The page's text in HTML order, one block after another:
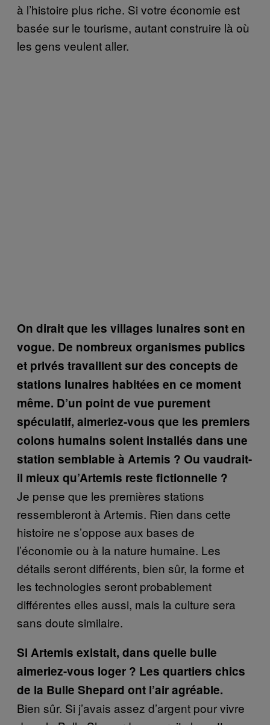
à l’histoire plus riche. Si votre économie est
basée sur le tourisme, autant construire là où
les gens veulent aller.
On dirait que les villages lunaires sont en
vogue. De nombreux organismes publics
et privés travaillent sur des concepts de
stations lunaires habitées en ce moment
même. D’un point de vue purement
spéculatif, aimeriez-vous que les premiers
colons humains soient installés dans une
station semblable à Artemis ? Ou vaudrait-
il mieux qu’Artemis reste fictionnelle ?
Je pense que les premières stations
ressembleront à Artemis. Rien dans cette
histoire ne s’oppose aux bases de
l’économie ou à la nature humaine. Les
détails seront différents, bien sûr, la forme et
les technologies seront probablement
différentes elles aussi, mais la culture sera
sans doute similaire.
Si Artemis existait, dans quelle bulle
aimeriez-vous loger ? Les quartiers chics
de la Bulle Shepard ont l’air agréable.
Bien sûr. Si j’avais assez d’argent pour vivre